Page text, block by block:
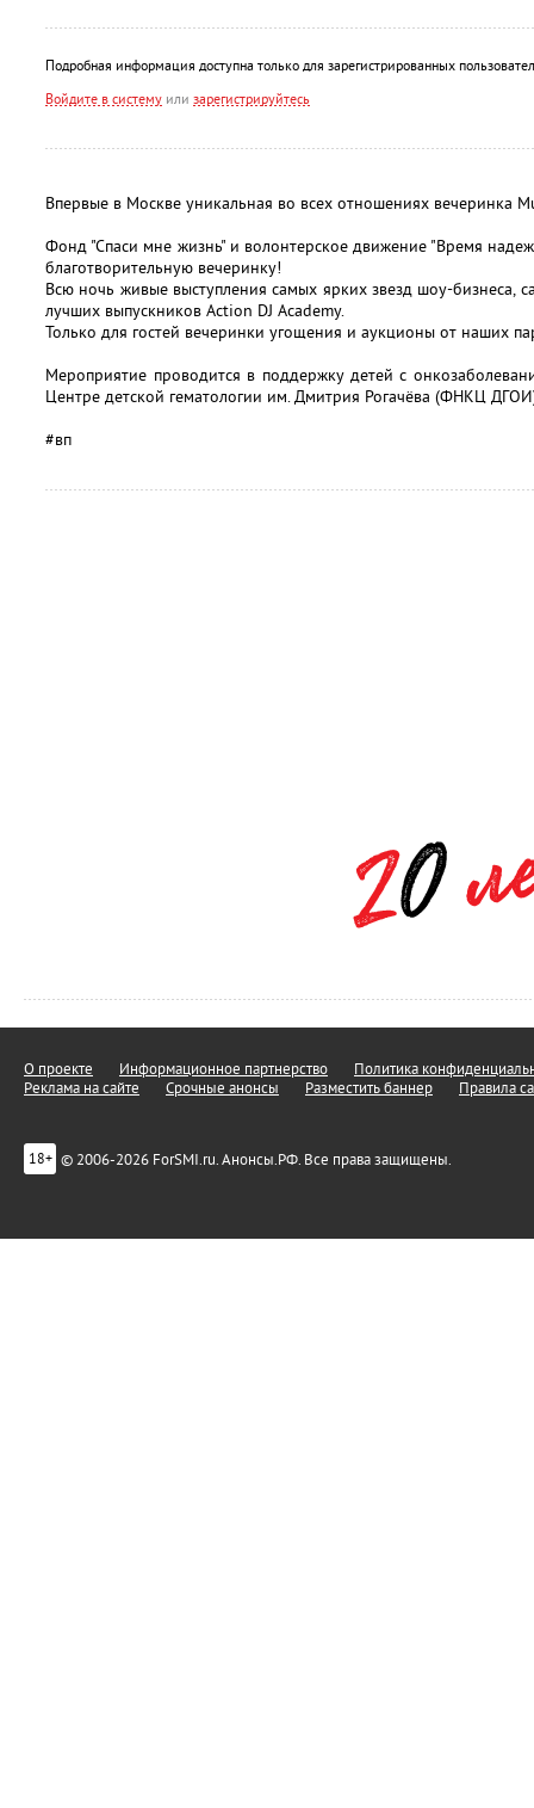
Подробная информация доступна только для зарегистрированных
Войдите в систему или зарегистрируйтесь
Впервые в Москве уникальная во всех отношениях вечеринка
Фонд "Спаси мне жизнь" и волонтерское движение "Время
благотворительную вечеринку!
Всю ночь живые выступления самых ярких звезд шоу-бизнеса,
лучших выпускников Action DJ Academy.
Только для гостей вечеринки угощения и аукционы от наших
Мероприятие проводится в поддержку детей с
Центре детской гематологии им. Дмитрия Рогачёва (ФНКЦ
#вп
О проекте Информационное партнерство
Политика
Реклама на сайте
Срочные анонсы Разместить баннер Правила
18+ © 2006-2026 ForSMI.ru. Анонсы.РФ. Все права защищены.